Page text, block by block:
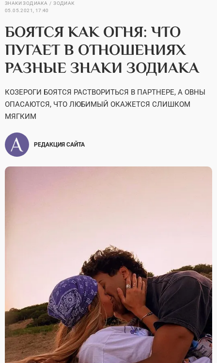
ЗНАКИ ЗОДИАКА
ЗОДИАК
05.05.2021, 17:40
БОЯТСЯ КАК ОГНЯ: ЧТО
ПУГАЕТ В ОТНОШЕНИЯХ
РАЗНЫЕ ЗНАКИ ЗОДИАКА
КОЗЕРОГИ БОЯТСЯ РАСТВОРИТЬСЯ В ПАРТНЕРЕ, А ОВНЫ
ОПАСАЮТСЯ, ЧТО ЛЮБИМЫЙ ОКАЖЕТСЯ СЛИШКОМ
МЯГКИМ
РЕДАКЦИЯ САЙТА